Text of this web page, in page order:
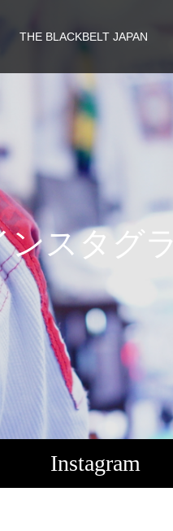
THE BLACKBELT JAPAN
Instagram
ンスタグラ